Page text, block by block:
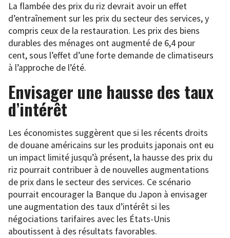
La flambée des prix du riz devrait avoir un effet
d’entraînement sur les prix du secteur des services, y
compris ceux de la restauration. Les prix des biens
durables des ménages ont augmenté de 6,4 pour
cent, sous l’effet d’une forte demande de climatiseurs
à l’approche de l’été.
Envisager une hausse des taux
d’intérêt
Les économistes suggèrent que si les récents droits
de douane américains sur les produits japonais ont eu
un impact limité jusqu’à présent, la hausse des prix du
riz pourrait contribuer à de nouvelles augmentations
de prix dans le secteur des services. Ce scénario
pourrait encourager la Banque du Japon à envisager
une augmentation des taux d’intérêt si les
négociations tarifaires avec les États-Unis
aboutissent à des résultats favorables.